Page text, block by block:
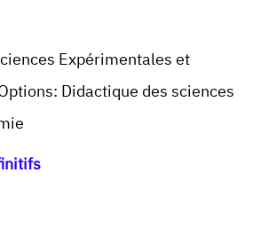
Expérimentales et
Didactique des sciences